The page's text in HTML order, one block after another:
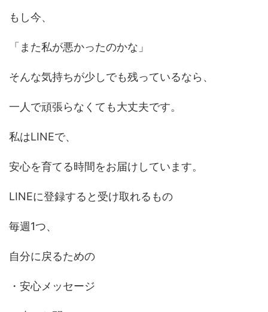
もし今、
「また私が悪かったのかな」
そんな気持ちが少しでも残っているなら、
一人で頑張らなくても大丈夫です。
私はLINEで、
安心を育てる時間をお届けしています。
LINEに登録すると受け取れるもの
毎週1つ、
自分に戻るための
・安心メッセージ